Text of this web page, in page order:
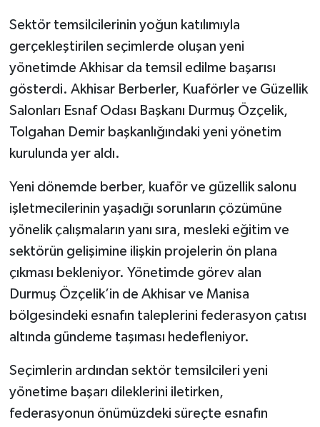
Sektör temsilcilerinin yoğun katılımıyla
gerçekleştirilen seçimlerde oluşan yeni
yönetimde Akhisar da temsil edilme başarısı
gösterdi. Akhisar Berberler, Kuaförler ve Güzellik
Salonları Esnaf Odası Başkanı Durmuş Özçelik,
Tolgahan Demir başkanlığındaki yeni yönetim
kurulunda yer aldı.
Yeni dönemde berber, kuaför ve güzellik salonu
işletmecilerinin yaşadığı sorunların çözümüne
yönelik çalışmaların yanı sıra, mesleki eğitim ve
sektörün gelişimine ilişkin projelerin ön plana
çıkması bekleniyor. Yönetimde görev alan
Durmuş Özçelik’in de Akhisar ve Manisa
bölgesindeki esnafın taleplerini federasyon çatısı
altında gündeme taşıması hedefleniyor.
Seçimlerin ardından sektör temsilcileri yeni
yönetime başarı dileklerini iletirken,
federasyonun önümüzdeki süreçte esnafın